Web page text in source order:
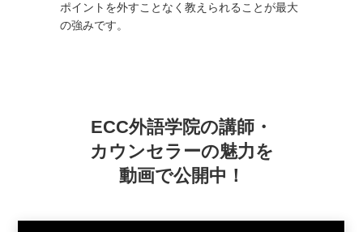
ポイントを外すことなく教えられることが最大
の強みです。
ECC外語学院の講師・
カウンセラーの魅力を
動画で公開中！